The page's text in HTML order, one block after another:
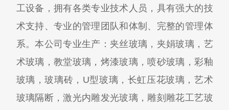
工设备，拥有各类专业技术人员，具有强大的技
术支持、专业的管理团队和体制、完整的管理体
系。本公司专业生产：夹丝玻璃，夹娟玻璃，艺
术玻璃，教堂玻璃，烤漆玻璃，喷砂玻璃，彩釉
玻璃，玻璃砖，U型玻璃，长虹压花玻璃，艺术
玻璃隔断，激光内雕发光玻璃，雕刻雕花工艺玻